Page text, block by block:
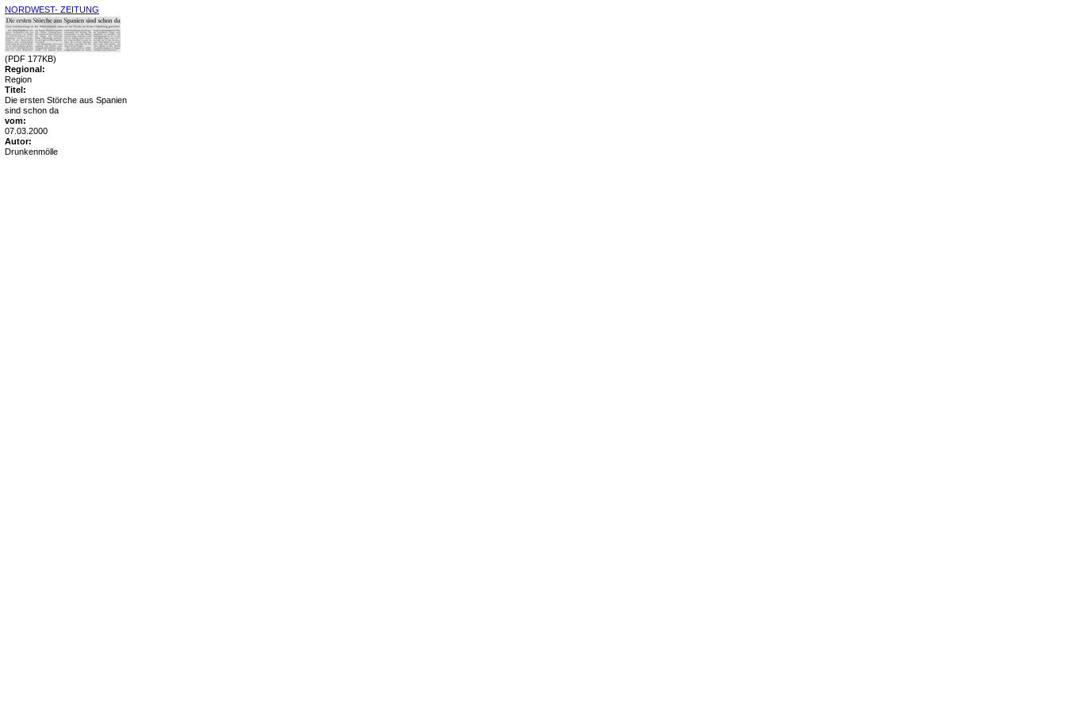
NORDWEST- ZEITUNG
(PDF 177KB)
Regional:
Region
Titel:
Die ersten Störche aus Spanien
sind schon da
vom:
07.03.2000
Autor:
Drunkenmölle